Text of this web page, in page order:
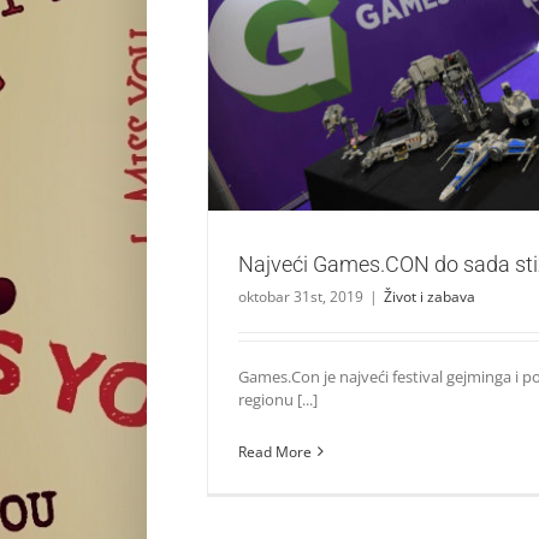
Najveći Games.CON do sada stiže
Život i zabava
Najveći Games.CON do sada
oktobar 31st, 2019 | Život i zabava
Games.Con je najveći festival gejminga i
regionu [...]
Read More